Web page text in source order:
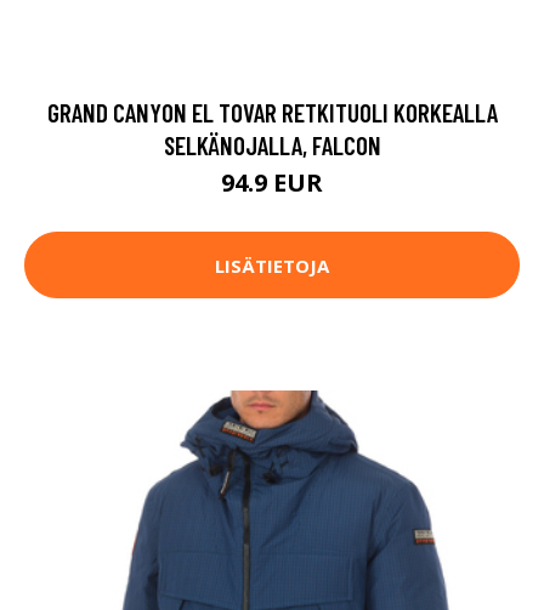
GRAND CANYON EL TOVAR RETKITUOLI KORKEALLA
SELKÄNOJALLA, FALCON
94.9 EUR
LISÄTIETOJA